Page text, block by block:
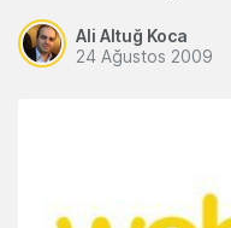
Ali Altuğ Koca
24 Ağustos 2009